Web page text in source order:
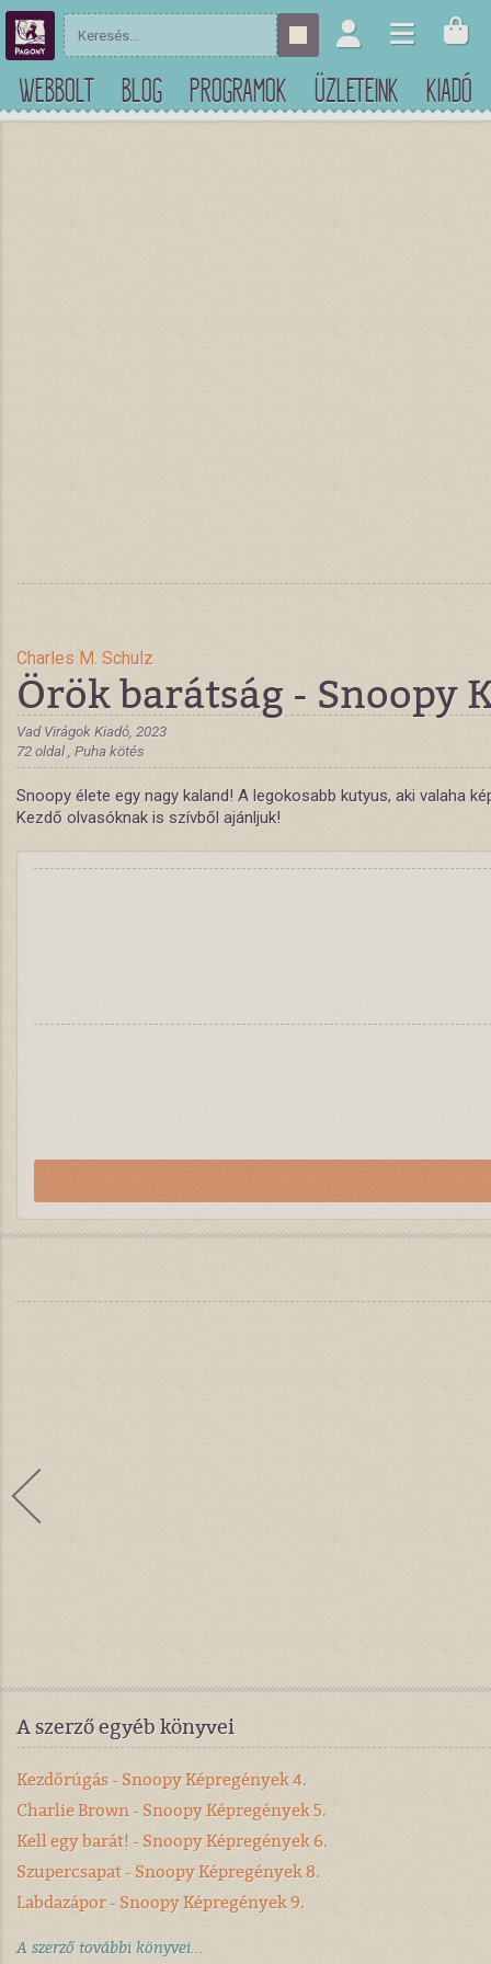
WEBBOLT BLOG PROGRAMOK ÜZLETEINK KIADÓ
Charles M. Schulz
Örök barátság - Snoopy
Vad Virágok Kiadó, 2023
72 oldal , Puha kötés
Snoopy élete egy nagy kaland! A legokosabb kutyus, aki valaha
Kezdő olvasóknak is szívből ajánljuk!
A szerző egyéb könyvei
Kezdőrúgás - Snoopy Képregények 4.
Charlie Brown - Snoopy Képregények 5.
Kell egy barát! - Snoopy Képregények 6.
Szupercsapat - Snoopy Képregények 8.
Labdazápor - Snoopy Képregények 9.
A szerző további könyvei...